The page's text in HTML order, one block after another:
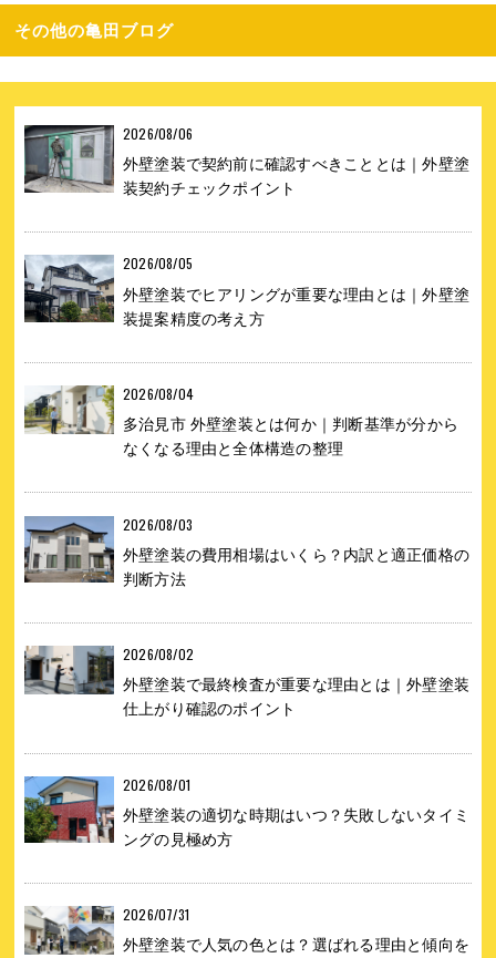
その他の亀田ブログ
2026/08/06
外壁塗装で契約前に確認すべきこととは｜外壁塗
装契約チェックポイント
2026/08/05
外壁塗装でヒアリングが重要な理由とは｜外壁塗
装提案精度の考え方
2026/08/04
多治見市 外壁塗装とは何か｜判断基準が分から
なくなる理由と全体構造の整理
2026/08/03
外壁塗装の費用相場はいくら？内訳と適正価格の
判断方法
2026/08/02
外壁塗装で最終検査が重要な理由とは｜外壁塗装
仕上がり確認のポイント
2026/08/01
外壁塗装の適切な時期はいつ？失敗しないタイミ
ングの見極め方
2026/07/31
外壁塗装で人気の色とは？選ばれる理由と傾向を